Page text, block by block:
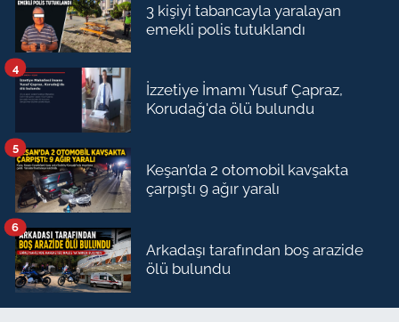
3 kişiyi tabancayla yaralayan
emekli polis tutuklandı
İzzetiye İmamı Yusuf Çapraz,
Korudağ'da ölü bulundu
4
Keşan’da 2 otomobil kavşakta
çarpıştı 9 ağır yaralı
5
Arkadaşı tarafından boş arazide
ölü bulundu
6